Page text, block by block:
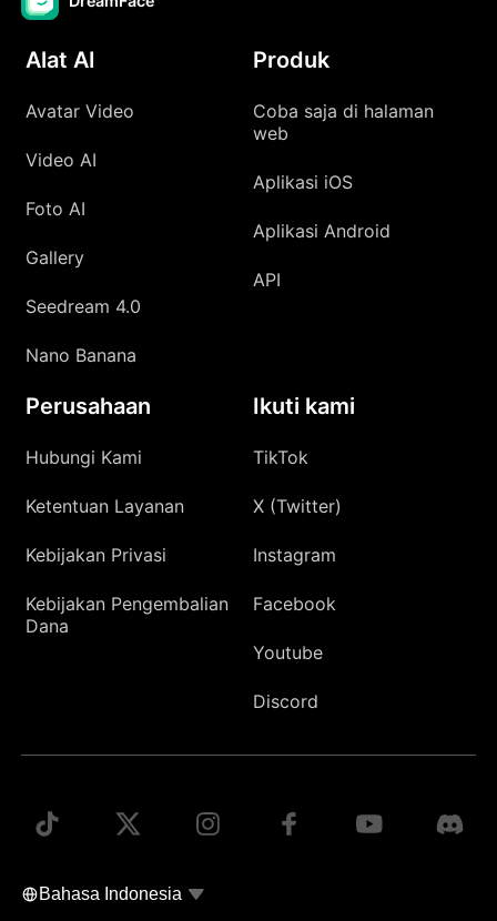
Alat AI
Avatar Video
Video AI
Foto AI
Gallery
Seedream 4.0
Nano Banana
Produk
Coba saja di halaman
web
Aplikasi iOS
Aplikasi Android
API
Perusahaan
Hubungi Kami
Ketentuan Layanan
Kebijakan Privasi
Kebijakan Pengembalian
Dana
Ikuti kami
TikTok
X (Twitter)
Instagram
Facebook
Youtube
Discord